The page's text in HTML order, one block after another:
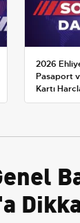
2026
Pasaport
Kartı
Resmileşti: